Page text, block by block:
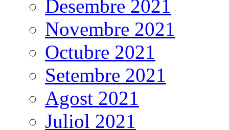
Desembre 2021
Novembre 2021
Octubre 2021
Setembre 2021
Agost 2021
Juliol 2021